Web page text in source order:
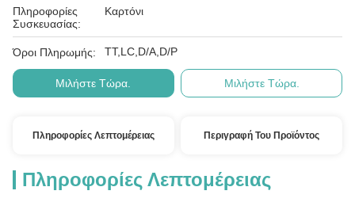
Πληροφορίες
Συσκευασίας:
Καρτόνι
Όροι Πληρωμής: ΤΤ,LC,D/A,D/P
Μιλήστε Τώρα. Μιλήστε Τώρα.
Πληροφορίες Λεπτομέρειας Περιγραφή Του Προϊόντος
Πληροφορίες Λεπτομέρειας